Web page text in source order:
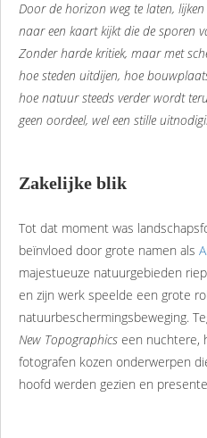
Door de horizon weg te laten,
naar een kaart kijkt die de sporen
Zonder harde kritiek, maar met
hoe steden uitdijen, hoe
hoe natuur steeds verder wordt
geen oordeel, wel een stille
Zakelijke blik
Tot dat moment was
beïnvloed door grote namen als
majestueuze natuurgebieden
en zijn werk speelde een grote
natuurbeschermingsbeweging.
New Topographics een nuchtere,
fotografen kozen onderwerpen
hoofd werden gezien en